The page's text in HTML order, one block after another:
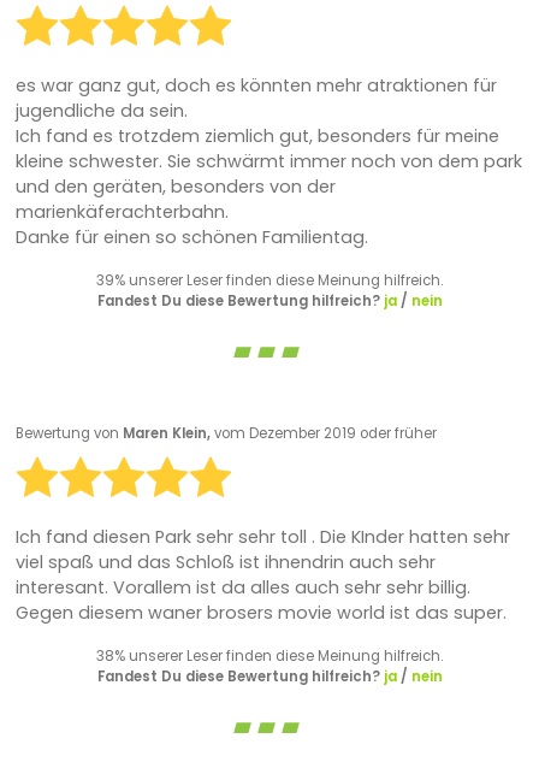
es war ganz gut, doch es könnten mehr atraktionen für
jugendliche da sein.
Ich fand es trotzdem ziemlich gut, besonders für meine
kleine schwester. Sie schwärmt immer noch von dem park
und den geräten, besonders von der
marienkäferachterbahn.
Danke für einen so schönen Familientag.
39% unserer Leser finden diese Meinung hilfreich.
Fandest Du diese Bewertung hilfreich? ja/ nein
Bewertung von Maren Klein,vom Dezember 2019 oder früher
Ich fand diesen Park sehr sehr toll . Die KInder hatten sehr
viel spaß und das Schloß ist ihnendrin auch sehr
interesant. Vorallem ist da alles auch sehr sehr billig.
Gegen diesem waner brosers movie world ist das super.
38% unserer Leser finden diese Meinung hilfreich.
Fandest Du diese Bewertung hilfreich? ja/ nein